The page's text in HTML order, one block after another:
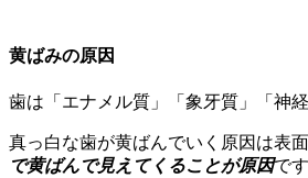
黄ばみの原因
歯は「エナメル質」「象牙質」「神
真っ白な歯が黄ばんでいく原因は表
で黄ばんで見えてくることが原因です